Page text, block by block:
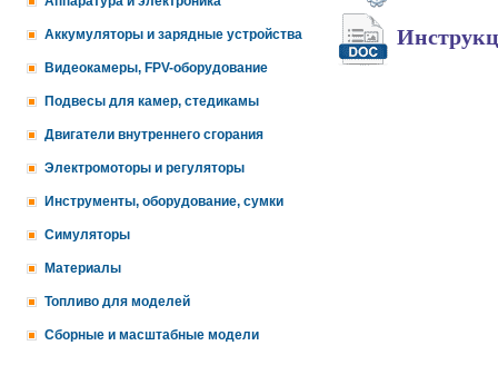
Аккумуляторы и зарядные устройства
Видеокамеры, FPV-оборудование
Подвесы для камер, стедикамы
Двигатели внутреннего сгорания
Электромоторы и регуляторы
Инструменты, оборудование, сумки
Симуляторы
Материалы
Топливо для моделей
Сборные и масштабные модели